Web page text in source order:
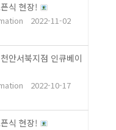
식 현장!
2022-11-02
안서북지점 인큐베이
2022-10-17
식 현장!